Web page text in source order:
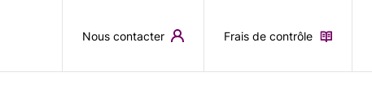
Nous contacter Frais de contrôle